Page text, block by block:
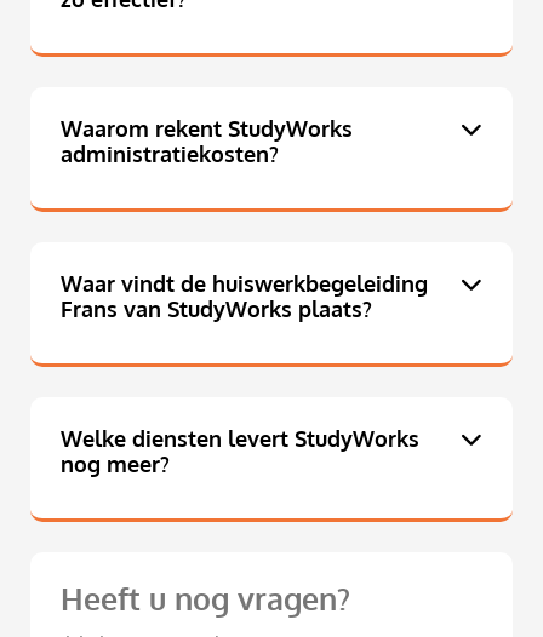
Waarom rekent StudyWorks
administratiekosten?
Waar vindt de huiswerkbegeleiding
Frans van StudyWorks plaats?
Welke diensten levert StudyWorks
nog meer?
Heeft u nog vragen?